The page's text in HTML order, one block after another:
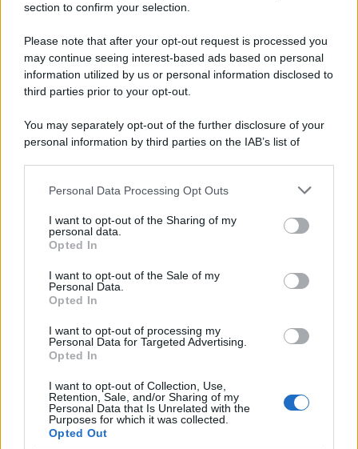
section to confirm your selection.
Please note that after your opt-out request is processed you
may continue seeing interest-based ads based on personal
information utilized by us or personal information disclosed to
third parties prior to your opt-out.
You may separately opt-out of the further disclosure of your
personal information by third parties on the IAB’s list of
This information may also be disclosed by us to third parties
disclose it to other third parties.
Please note that this website/app uses one or more Google
services and may gather and store information including but
not limited to your visit or usage behaviour. You may click to
grant or deny consent to Google and its third-party tags to
consent section.
Personal Data Processing Opt Outs
I want to opt-out of the Sharing of my
personal data.
Opted In
I want to opt-out of the Sale of my
Personal Data.
Opted In
I want to opt-out of processing my
Personal Data for Targeted Advertising.
Opted In
I want to opt-out of Collection, Use,
Retention, Sale, and/or Sharing of my
Personal Data that Is Unrelated with the
Purposes for which it was collected.
Opted Out
LEGGI GRATIS IL NOSTRO EBOOK
Categorie
Dizionario dei Sogni – B
Dizionario dei Sogni – C
Dizionario dei Sogni – D
Dizionario dei Sogni – E
Dizionario dei Sogni – F
Dizionario dei Sogni – G
Dizionario dei Sogni – I
Dizionario dei Sogni – J
Dizionario dei Sogni – L
Dizionario dei Sogni – M